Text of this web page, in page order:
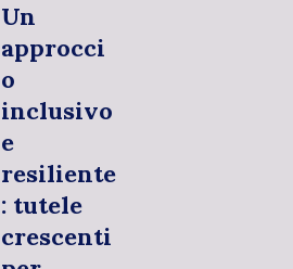
Un
approcci
o
inclusivo
e
resiliente
: tutele
crescenti